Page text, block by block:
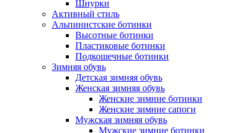
Шнурки
Активный стиль
Альпинистские ботинки
Высотные ботинки
Пластиковые ботинки
Подкошечные ботинки
Зимняя обувь
Детская зимняя обувь
Женская зимняя обувь
Женские зимние ботинки
Женские зимние сапоги
Мужская зимняя обувь
Мужские зимние ботинки